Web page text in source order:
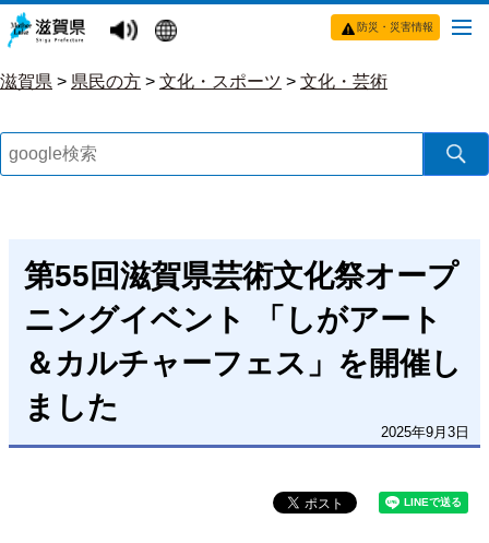
防災・災害情報
滋賀県 > 県民の方 > 文化・スポーツ > 文化・芸術
第55回滋賀県芸術文化祭オープ
ニングイベント 「しがアート
＆カルチャーフェス」を開催し
ました
2025年9月3日